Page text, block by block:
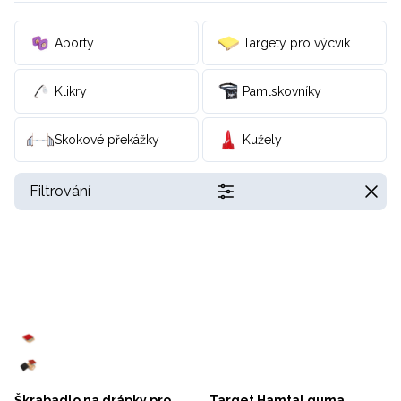
Aporty Targety pro výcvik
Klikry Pamlskovníky
Skokové překážky Kužely
Filtrování